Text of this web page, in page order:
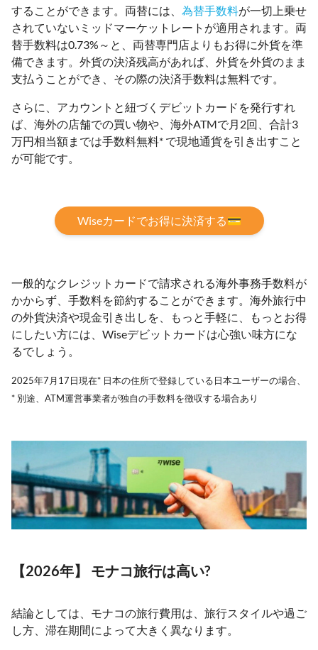
することができます。両替には、 為替手数料が一切上乗せ
されていないミッドマーケットレートが適用されます。両
替手数料は0.73%～と、両替専門店よりもお得に外貨を準
備できます。外貨の決済残高があれば、外貨を外貨のまま
支払うことができ、その際の決済手数料は無料です。
さらに、アカウントと紐づくデビットカードを発行すれ
ば、海外の店舗での買い物や、海外ATMで月2回、合計3
万円相当額までは手数料無料* で現地通貨を引き出すこと
が可能です。
Wiseカードでお得に決済する💳
一般的なクレジットカードで請求される海外事務手数料が
かからず、手数料を節約することができます。海外旅行中
の外貨決済や現金引き出しを、もっと手軽に、もっとお得
にしたい方には、Wiseデビットカードは心強い味方にな
るでしょう。
2025年7月17日現在* 日本の住所で登録している日本ユーザーの場合、
* 別途、ATM運営事業者が独自の手数料を徴収する場合あり
【2026年】 モナコ旅行は高い?
結論としては、モナコの旅行費用は、旅行スタイルや過ご
し方、滞在期間によって大きく異なります。